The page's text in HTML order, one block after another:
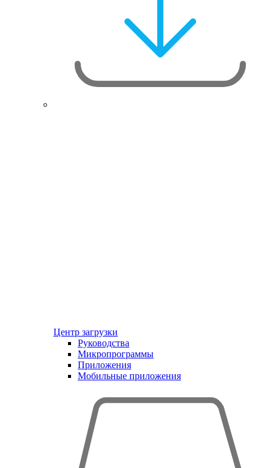
Центр загрузки
Руководства
Микропрограммы
Приложения
Мобильные приложения